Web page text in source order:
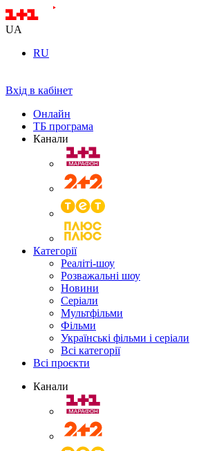
UA
RU
Вхід в кабінет
Онлайн
ТБ програма
Канали
Категорії
Реаліті-шоу
Розважальні шоу
Новини
Серіали
Мультфільми
Фільми
Українські фільми і серіали
Всі категорії
Всі проєкти
Канали